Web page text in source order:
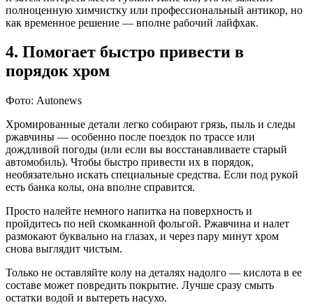
полноценную химчистку или профессиональный антикор, но
как временное решение — вполне рабочий лайфхак.
4. Помогает быстро привести в
порядок хром
Фото: Autonews
Хромированные детали легко собирают грязь, пыль и следы
ржавчины — особенно после поездок по трассе или
дождливой погоды (или если вы восстанавливаете старый
автомобиль). Чтобы быстро привести их в порядок,
необязательно искать специальные средства. Если под рукой
есть банка колы, она вполне справится.
Просто налейте немного напитка на поверхность и
пройдитесь по ней скомканной фольгой. Ржавчина и налет
размокают буквально на глазах, и через пару минут хром
снова выглядит чистым.
Только не оставляйте колу на деталях надолго — кислота в ее
составе может повредить покрытие. Лучше сразу смыть
остатки водой и вытереть насухо.